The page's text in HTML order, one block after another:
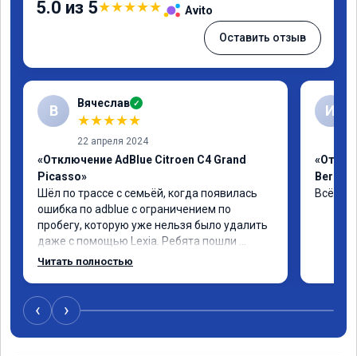
5.0 из 5★★★★★ Avito
Оставить отзыв
В Вячеслав ✓
★★★★★
22 апреля 2024
«Отключение AdBlue Citroen C4 Grand
Picasso»
Шёл по трассе с семьёй, когда появилась
ошибка по adblue с ограничением по
пробегу, которую уже нельзя было удалить
даже с помощью Lexia. Ребята пошли
навстречу, оперативно приняли и за час
Читать полностью
И
Всё
‹ ›